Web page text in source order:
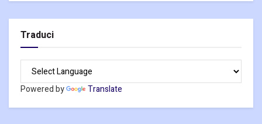
Traduci
Powered by Translate